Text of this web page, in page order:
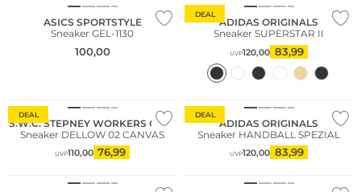
ASICS SPORTSTYLE
Sneaker GEL-1130
100,00
DEAL
ADIDAS ORIGINALS
Sneaker SUPERSTAR II
UVP120,00 83,99
DEAL
S.W.C. STEPNEY WORKERS CLUB
Sneaker DELLOW 02 CANVAS
UVP110,00 76,99
DEAL
ADIDAS ORIGINALS
Sneaker HANDBALL SPEZIAL
UVP120,00 83,99